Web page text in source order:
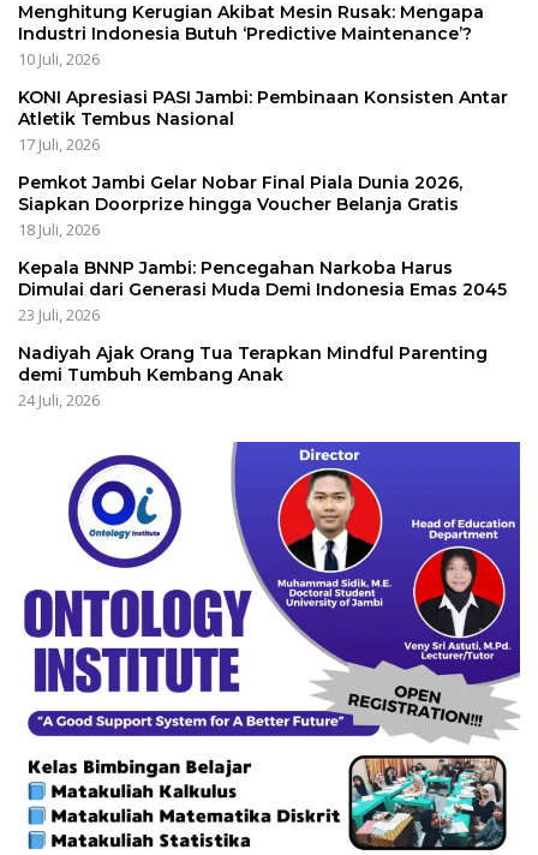
Menghitung Kerugian Akibat Mesin Rusak: Mengapa
Industri Indonesia Butuh ‘Predictive Maintenance’?
10 Juli, 2026
KONI Apresiasi PASI Jambi: Pembinaan Konsisten Antar
Atletik Tembus Nasional
17 Juli, 2026
Pemkot Jambi Gelar Nobar Final Piala Dunia 2026,
Siapkan Doorprize hingga Voucher Belanja Gratis
18 Juli, 2026
Kepala BNNP Jambi: Pencegahan Narkoba Harus
Dimulai dari Generasi Muda Demi Indonesia Emas 2045
23 Juli, 2026
Nadiyah Ajak Orang Tua Terapkan Mindful Parenting
demi Tumbuh Kembang Anak
24 Juli, 2026